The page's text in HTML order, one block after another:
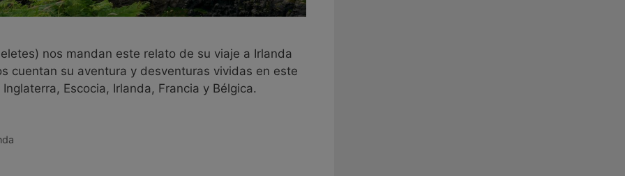
nos mandan este relato de su viaje a Irlanda
cuentan su aventura y desventuras vividas en este
Escocia, Irlanda, Francia y Bélgica.